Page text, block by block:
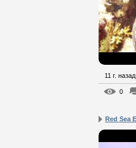
11 г. назад
0
Red Sea